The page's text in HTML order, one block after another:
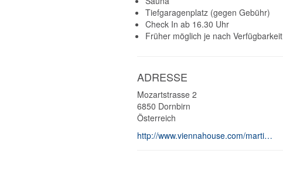
Tiefgaragenplatz (gegen Gebühr)
Check In ab 16.30 Uhr
Früher möglich je nach Verfügbarkeit
ADRESSE
Mozartstrasse 2
6850 Dornbirn
Österreich
http://www.viennahouse.com/martinspark-dornbirn